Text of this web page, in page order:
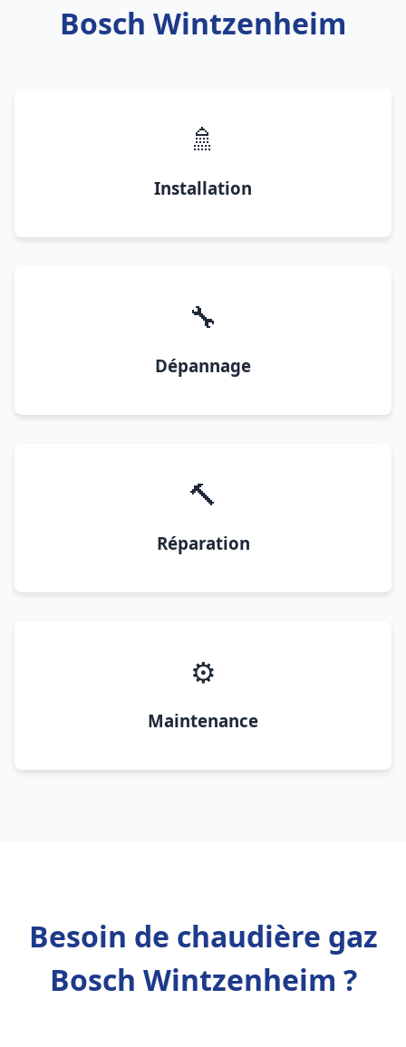
Bosch Wintzenheim
🚿
Installation
🔧
Dépannage
🔨
Réparation
⚙️
Maintenance
Besoin de chaudière gaz
Bosch Wintzenheim ?